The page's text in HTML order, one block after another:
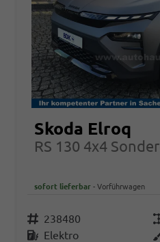
Skoda Elroq
sofort lieferbar Vorführwagen
Fahrzeugnr. 238480
KraftstoffElektro